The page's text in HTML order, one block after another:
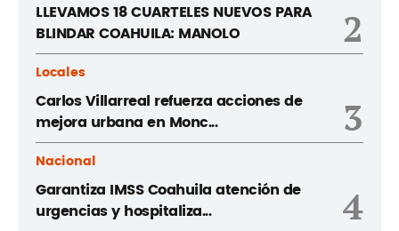
LLEVAMOS 18 CUARTELES NUEVOS PARA
BLINDAR COAHUILA: MANOLO
2
Locales
Carlos Villarreal refuerza acciones de
mejora urbana en Monc...
3
Nacional
Garantiza IMSS Coahuila atención de
urgencias y hospitaliza...
4